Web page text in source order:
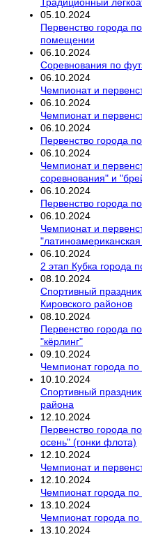
05 10 2024
Первенство города
помещении
06 10 2024
Соревнования по
06 10 2024
Чемпионат и
06 10 2024
Чемпионат и
06 10 2024
Первенство города
06 10 2024
Чемпионат и
соревнования" и
06 10 2024
Первенство города
06 10 2024
Чемпионат и
06 10 2024
2 этап Кубка города
08 10 2024
Спортивный
Кировского районов
08 10 2024
Первенство города
"кёрлинг"
09 10 2024
Чемпионат города
10 10 2024
Спортивный
района
12 10 2024
Первенство города
осень" (гонки флота)
12 10 2024
Чемпионат и
12 10 2024
Чемпионат города
13 10 2024
Чемпионат города
13 10 2024